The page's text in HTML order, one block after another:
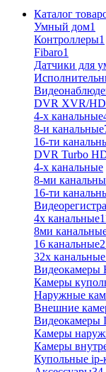
Каталог
Умный дом1
Контроллеры1
Fibaro1
Датчики для
DVR XVR/
4-x канальные
8-и канальные
16-ти
DVR Turbo
4-х канальные
8-ми
16-ти
4х канальные
8ми
16 канальные
32x канальные
Видеокамеры
Камеры
Наружные
Внешние
Видеокамеры
Камеры
Камеры
Купольные ip-